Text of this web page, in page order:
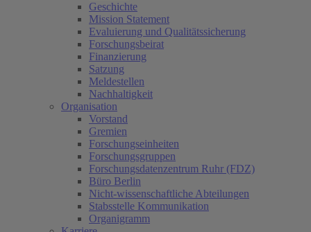
Geschichte
Mission Statement
Evaluierung und Qualitätssicherung
Forschungsbeirat
Finanzierung
Satzung
Meldestellen
Nachhaltigkeit
Organisation
Vorstand
Gremien
Forschungseinheiten
Forschungsgruppen
Forschungsdatenzentrum Ruhr (FDZ)
Büro Berlin
Nicht-wissenschaftliche Abteilungen
Stabsstelle Kommunikation
Organigramm